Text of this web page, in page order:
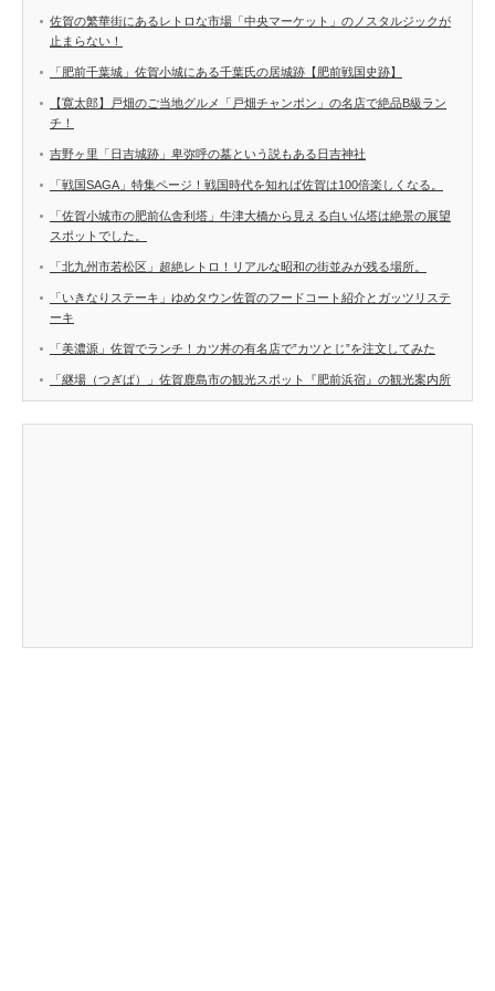
佐賀の繁華街にあるレトロな市場「中央マーケット」のノスタルジックが
止まらない！
「肥前千葉城」佐賀小城にある千葉氏の居城跡【肥前戦国史跡】
【寛太郎】戸畑のご当地グルメ「戸畑チャンポン」の名店で絶品B級ラン
チ！
吉野ヶ里「日吉城跡」卑弥呼の墓という説もある日吉神社
「戦国SAGA」特集ページ！戦国時代を知れば佐賀は100倍楽しくなる。
「佐賀小城市の肥前仏舎利塔」牛津大橋から見える白い仏塔は絶景の展望
スポットでした。
「北九州市若松区」超絶レトロ！リアルな昭和の街並みが残る場所。
「いきなりステーキ」ゆめタウン佐賀のフードコート紹介とガッツリステ
ーキ
「美濃源」佐賀でランチ！カツ丼の有名店で”カツとじ”を注文してみた
「継場（つぎば）」佐賀鹿島市の観光スポット『肥前浜宿』の観光案内所